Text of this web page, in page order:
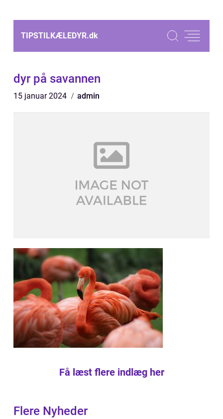
TIPSTILKÆLEDYR.dk
dyr på savannen
15 januar 2024 admin
Få læst flere indlæg her
Flere Nyheder